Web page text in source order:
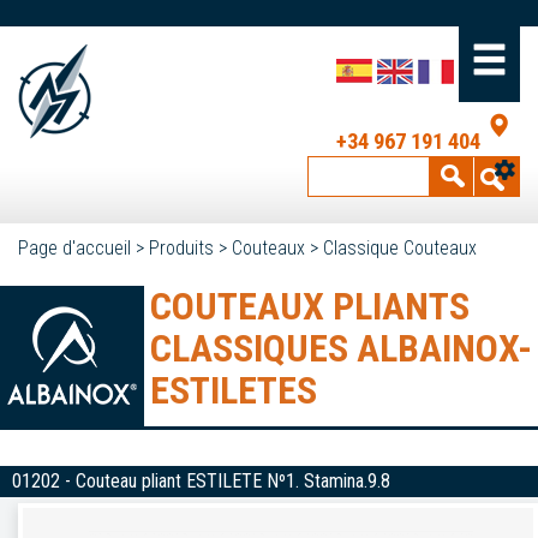
+34 967 191 404
Page d'accueil > Produits > Couteaux > Classique Couteaux
COUTEAUX PLIANTS
CLASSIQUES ALBAINOX-
ESTILETES
01202 - Couteau pliant ESTILETE Nº1. Stamina.9.8